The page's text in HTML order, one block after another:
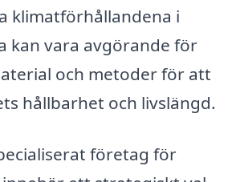
klimatförhållandena i
kan vara avgörande för
och metoder för att
hållbarhet och livslängd.
företag för